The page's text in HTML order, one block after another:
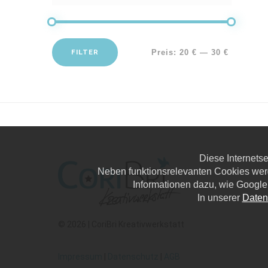
FILTER Preis: 20 € — 30 €
Diese
Neben funktionsrelevanten Cookies
Informationen dazu, wie
In unserer